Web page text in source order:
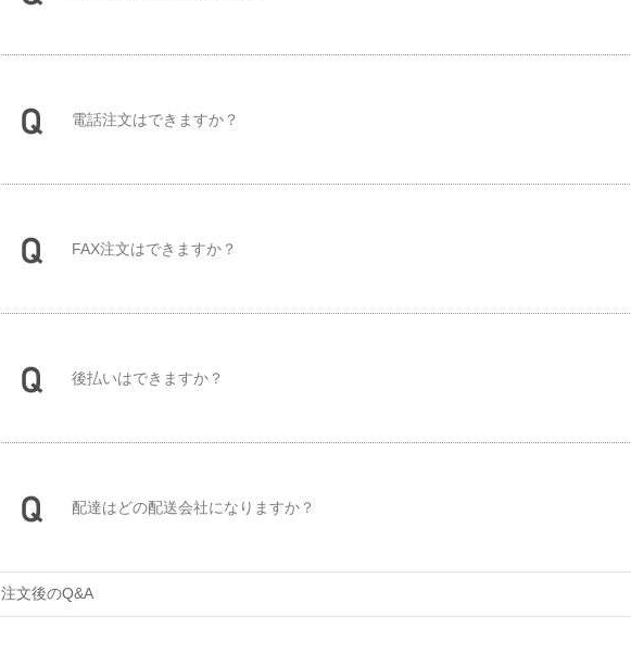
電話注文はできますか？
FAX注文はできますか？
後払いはできますか？
配達はどの配送会社になりますか？
注文後のQ&A